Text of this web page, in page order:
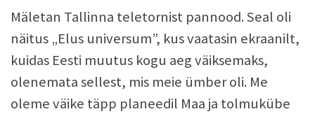
Mäletan Tallinna teletornist pannood. Seal oli
näitus „Elus universum”, kus vaatasin ekraanilt,
kuidas Eesti muutus kogu aeg väiksemaks,
olenemata sellest, mis meie ümber oli. Me
oleme väike täpp planeedil Maa ja tolmukübe